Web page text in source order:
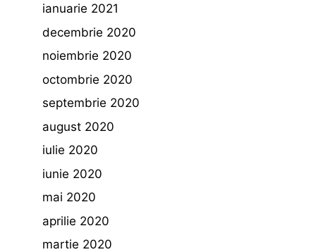
ianuarie 2021
decembrie 2020
noiembrie 2020
octombrie 2020
septembrie 2020
august 2020
iulie 2020
iunie 2020
mai 2020
aprilie 2020
martie 2020